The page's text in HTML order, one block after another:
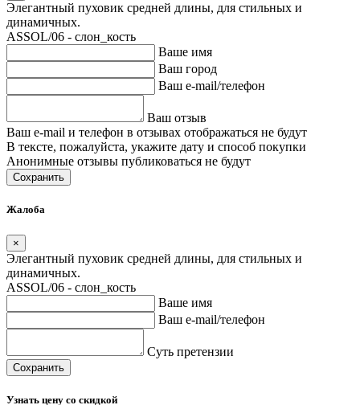
Элегантный пуховик средней длины, для стильных и
динамичных.
ASSOL/06 - слон_кость
Ваше имя
Ваш город
Ваш e-mail/телефон
Ваш отзыв
Ваш e-mail и телефон в отзывах отображаться не будут
В тексте, пожалуйста, укажите дату и способ покупки
Анонимные отзывы публиковаться не будут
Сохранить
Жалоба
×
Элегантный пуховик средней длины, для стильных и
динамичных.
ASSOL/06 - слон_кость
Ваше имя
Ваш e-mail/телефон
Суть претензии
Сохранить
Узнать цену со скидкой